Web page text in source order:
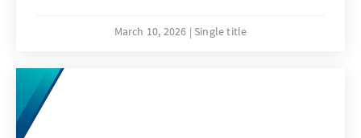
Transportverbände vertraut ist.
March 10, 2026 Single title